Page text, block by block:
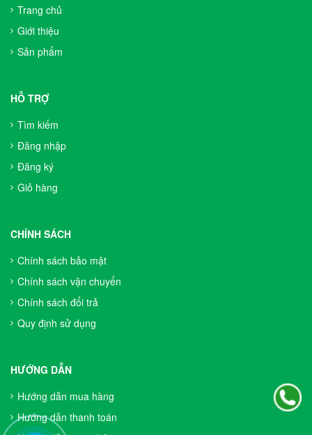
Trang chủ
Giới thiệu
Sản phẩm
HỖ TRỢ
Tìm kiếm
Đăng nhập
Đăng ký
Giỏ hàng
CHÍNH SÁCH
Chính sách bảo mật
Chính sách vận chuyển
Chính sách đổi trả
Quy định sử dụng
HƯỚNG DẪN
Hướng dẫn mua hàng
Hướng dẫn thanh toán